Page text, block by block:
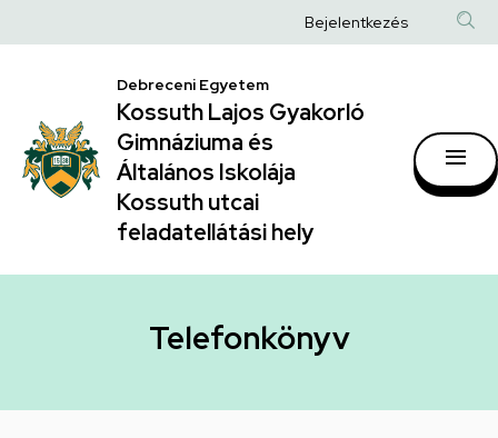
|
Kossuth
Lajos
Gyakorló
Gimnáziuma
Általános
a
Anonim
fiók
Bejelentkezés
Debreceni Egyetem
Kossuth Lajos Gyakorló
Gimnáziuma és
Általános Iskolája
Kossuth utcai
feladatellátási hely
Telefonkönyv